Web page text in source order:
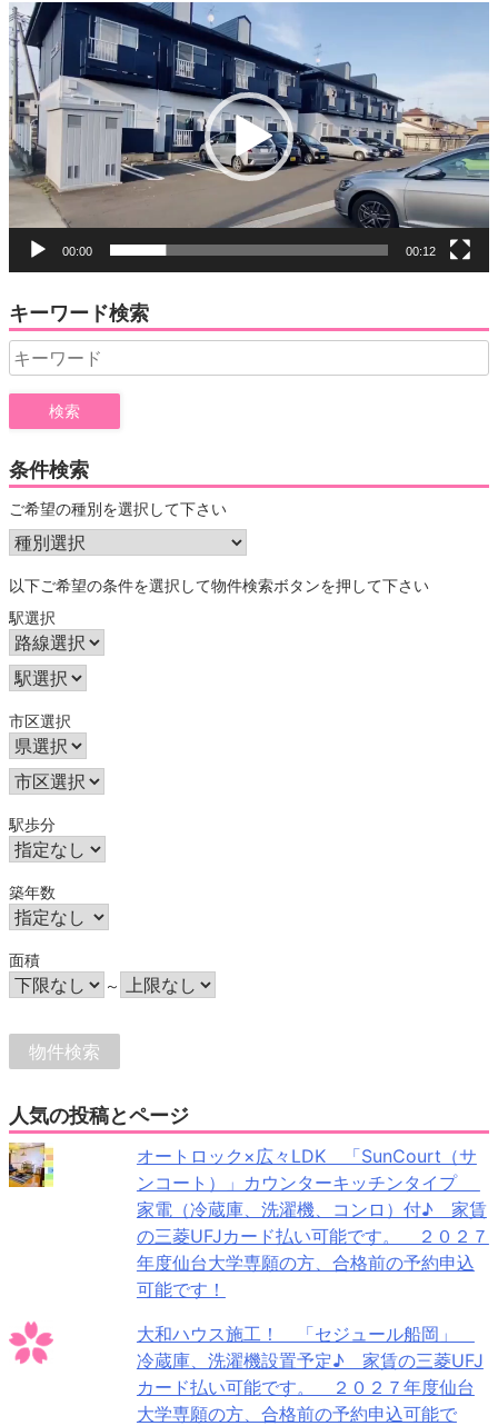
動
画
プ
レ
ー
ヤ
ー
00:00 00:12
キーワード検索
Search
for:
条件検索
ご希望の種別を選択して下さい
以下ご希望の条件を選択して物件検索ボタンを押して下さい
駅選択
市区選択
駅歩分
築年数
面積
～
人気の投稿とページ
オートロック×広々LDK 「SunCourt（サ
ンコート）」カウンターキッチンタイプ
家電（冷蔵庫、洗濯機、コンロ）付♪ 家賃
の三菱UFJカード払い可能です。 ２０２７
年度仙台大学専願の方、合格前の予約申込
可能です！
大和ハウス施工！ 「セジュール船岡」
冷蔵庫、洗濯機設置予定♪ 家賃の三菱UFJ
カード払い可能です。 ２０２７年度仙台
大学専願の方、合格前の予約申込可能で